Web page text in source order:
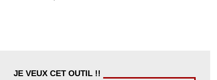
JE VEUX CET OUTIL !!